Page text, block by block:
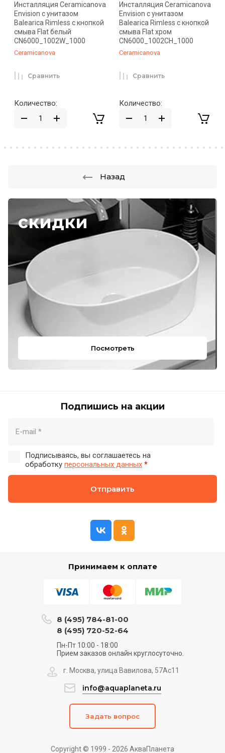
скидки
Посмотреть
Инсталляция Ceramicanova
Envision с унитазом
Balearica Rimless с кнопкой
смыва Flat белый
CN6000_1002W_1000
Ceramicanova
Количество:
Сравнить
Инсталляция Ceramicanova
Envision с унитазом
Balearica Rimless с кнопкой
смыва Flat хром
CN6000_1002CH_1000
Ceramicanova
Количество:
Сравнить
Назад
Подпишись на акции
Подписываясь, вы соглашаетесь на
обработку персональных данных *
Отправить
Принимаем к оплате
Copyright © 1999 - 2026 АкваПланета
8 (495) 784-81-00
8 (495) 720-52-64
Пн-Пт 10:00 - 18:00
Прием заказов онлайн круглосуточно.
г. Москва, улица Вавилова, 57Ас11
info@aquaplaneta.ru
Задать вопрос